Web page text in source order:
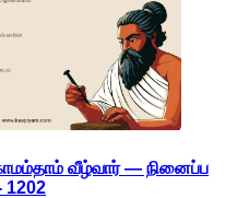
வீழ்வார் — நினைப்ப
1202